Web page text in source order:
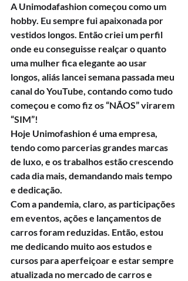
A Unimodafashion começou como um
hobby. Eu sempre fui apaixonada por
vestidos longos. Então criei um perfil
onde eu conseguisse realçar o quanto
uma mulher fica elegante ao usar
longos, aliás lancei semana passada meu
canal do YouTube, contando como tudo
começou e como fiz os “NÃOS” virarem
“SIM”!
Hoje Unimofashion é uma empresa,
tendo como parcerias grandes marcas
de luxo, e os trabalhos estão crescendo
cada dia mais, demandando mais tempo
e dedicação.
Com a pandemia, claro, as participações
em eventos, ações e lançamentos de
carros foram reduzidas. Então, estou
me dedicando muito aos estudos e
cursos para aperfeiçoar e estar sempre
atualizada no mercado de carros e